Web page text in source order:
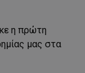
η πρώτη
μας στα